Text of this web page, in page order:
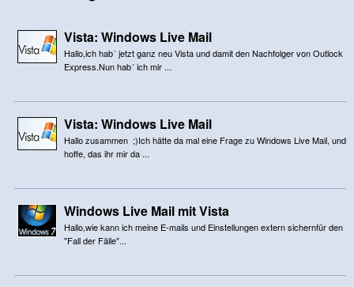
Vista: Windows Live Mail
Hallo,ich hab´ jetzt ganz neu Vista und damit den Nachfolger von Outlock
Express.Nun hab´ ich mir ...
Vista: Windows Live Mail
Hallo zusammen ;)Ich hätte da mal eine Frage zu Windows Live Mail, und
hoffe, das ihr mir da ...
Windows Live Mail mit Vista
Hallo,wie kann ich meine E-mails und Einstellungen extern sichernfür den
"Fall der Fälle"...